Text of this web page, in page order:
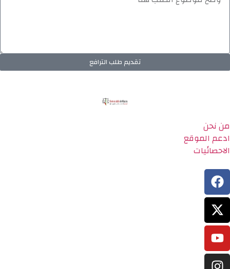
تقديم طلب الترافع
من نحن
ادعم الموقع
الاحصائيات